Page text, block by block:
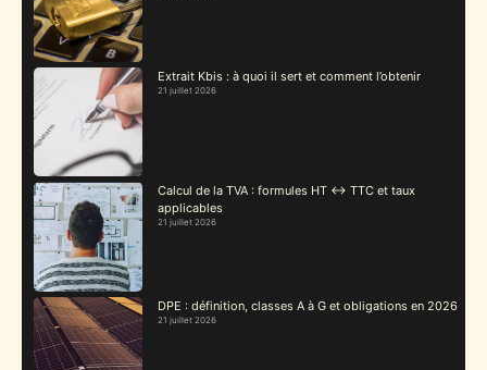
Extrait Kbis : à quoi il sert et comment l’obtenir
21 juillet 2026
Calcul de la TVA : formules HT ↔ TTC et taux
applicables
21 juillet 2026
DPE : définition, classes A à G et obligations en 2026
21 juillet 2026